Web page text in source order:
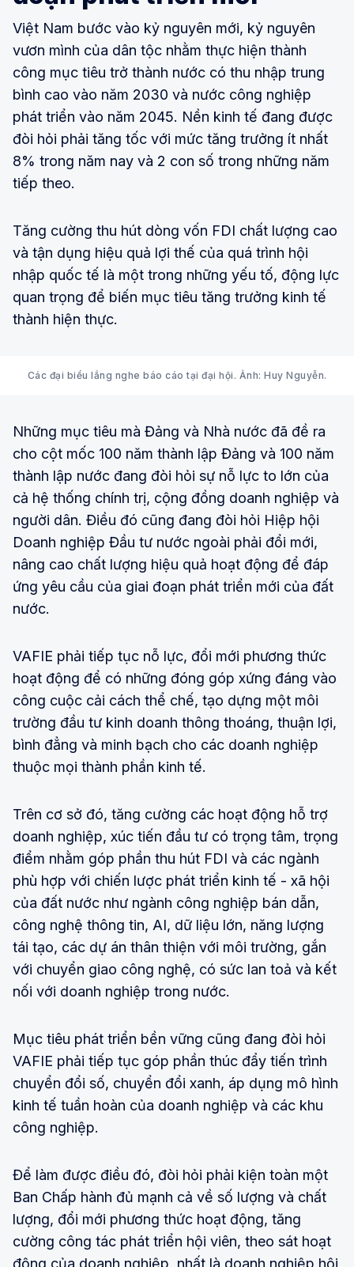
Việt Nam bước vào kỷ nguyên mới, kỷ nguyên
vươn mình của dân tộc nhằm thực hiện thành
công mục tiêu trở thành nước có thu nhập trung
bình cao vào năm 2030 và nước công nghiệp
phát triển vào năm 2045. Nền kinh tế đang được
đòi hỏi phải tăng tốc với mức tăng trưởng ít nhất
8% trong năm nay và 2 con số trong những năm
tiếp theo.
Tăng cường thu hút dòng vốn FDI chất lượng cao
và tận dụng hiệu quả lợi thế của quá trình hội
nhập quốc tế là một trong những yếu tố, động lực
quan trọng để biến mục tiêu tăng trưởng kinh tế
thành hiện thực.
Các đại biểu lắng nghe báo cáo tại đại hội. Ảnh: Huy Nguyễn.
Những mục tiêu mà Đảng và Nhà nước đã đề ra
cho cột mốc 100 năm thành lập Đảng và 100 năm
thành lập nước đang đòi hỏi sự nỗ lực to lớn của
cả hệ thống chính trị, cộng đồng doanh nghiệp và
người dân. Điều đó cũng đang đòi hỏi Hiệp hội
Doanh nghiệp Đầu tư nước ngoài phải đổi mới,
nâng cao chất lượng hiệu quả hoạt động để đáp
ứng yêu cầu của giai đoạn phát triển mới của đất
nước.
VAFIE phải tiếp tục nỗ lực, đổi mới phương thức
hoạt động để có những đóng góp xứng đáng vào
công cuộc cải cách thể chế, tạo dựng một môi
trường đầu tư kinh doanh thông thoáng, thuận lợi,
bình đẳng và minh bạch cho các doanh nghiệp
thuộc mọi thành phần kinh tế.
Trên cơ sở đó, tăng cường các hoạt động hỗ trợ
doanh nghiệp, xúc tiến đầu tư có trọng tâm, trọng
điểm nhằm góp phần thu hút FDI và các ngành
phù hợp với chiến lược phát triển kinh tế - xã hội
của đất nước như ngành công nghiệp bán dẫn,
công nghệ thông tin, AI, dữ liệu lớn, năng lượng
tái tạo, các dự án thân thiện với môi trường, gắn
với chuyển giao công nghệ, có sức lan toả và kết
nối với doanh nghiệp trong nước.
Mục tiêu phát triển bền vững cũng đang đòi hỏi
VAFIE phải tiếp tục góp phần thúc đẩy tiến trình
chuyển đổi số, chuyển đổi xanh, áp dụng mô hình
kinh tế tuần hoàn của doanh nghiệp và các khu
công nghiệp.
Để làm được điều đó, đòi hỏi phải kiện toàn một
Ban Chấp hành đủ mạnh cả về số lượng và chất
lượng, đổi mới phương thức hoạt động, tăng
cường công tác phát triển hội viên, theo sát hoạt
động của doanh nghiệp, nhất là doanh nghiệp hội